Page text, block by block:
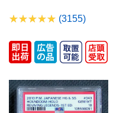
(3155)